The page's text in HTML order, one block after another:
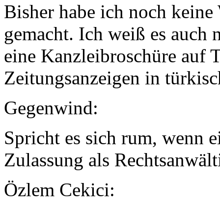
Bisher habe ich noch
gemacht. Ich weiß es
eine Kanzleibroschüre auf
Zeitungsanzeigen in
Gegenwind:
Spricht es sich rum, wenn
Zulassung als
Özlem Cekici: